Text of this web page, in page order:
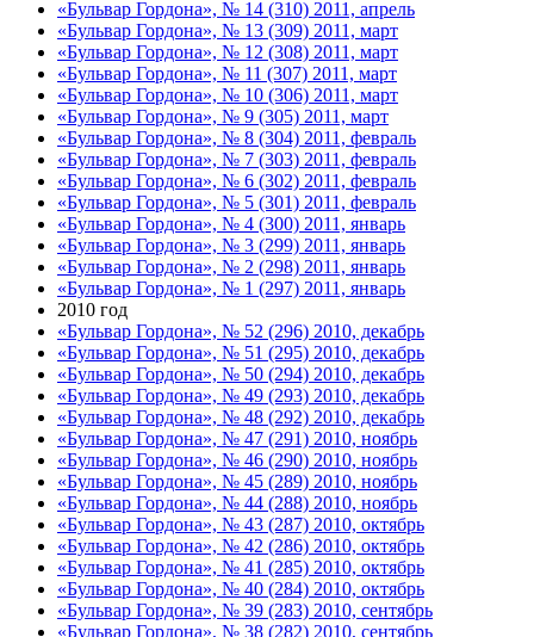
«Бульвар Гордона», № 14 (310) 2011, апрель
«Бульвар Гордона», № 13 (309) 2011, март
«Бульвар Гордона», № 12 (308) 2011, март
«Бульвар Гордона», № 11 (307) 2011, март
«Бульвар Гордона», № 10 (306) 2011, март
«Бульвар Гордона», № 9 (305) 2011, март
«Бульвар Гордона», № 8 (304) 2011, февраль
«Бульвар Гордона», № 7 (303) 2011, февраль
«Бульвар Гордона», № 6 (302) 2011, февраль
«Бульвар Гордона», № 5 (301) 2011, февраль
«Бульвар Гордона», № 4 (300) 2011, январь
«Бульвар Гордона», № 3 (299) 2011, январь
«Бульвар Гордона», № 2 (298) 2011, январь
«Бульвар Гордона», № 1 (297) 2011, январь
2010 год
«Бульвар Гордона», № 52 (296) 2010, декабрь
«Бульвар Гордона», № 51 (295) 2010, декабрь
«Бульвар Гордона», № 50 (294) 2010, декабрь
«Бульвар Гордона», № 49 (293) 2010, декабрь
«Бульвар Гордона», № 48 (292) 2010, декабрь
«Бульвар Гордона», № 47 (291) 2010, ноябрь
«Бульвар Гордона», № 46 (290) 2010, ноябрь
«Бульвар Гордона», № 45 (289) 2010, ноябрь
«Бульвар Гордона», № 44 (288) 2010, ноябрь
«Бульвар Гордона», № 43 (287) 2010, октябрь
«Бульвар Гордона», № 42 (286) 2010, октябрь
«Бульвар Гордона», № 41 (285) 2010, октябрь
«Бульвар Гордона», № 40 (284) 2010, октябрь
«Бульвар Гордона», № 39 (283) 2010, сентябрь
«Бульвар Гордона», № 38 (282) 2010, сентябрь